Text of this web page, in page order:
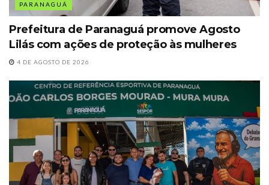
PARANAGUÁ
Prefeitura de Paranaguá promove Agosto
Lilás com ações de proteção às mulheres
4 DE AGOSTO DE 2026